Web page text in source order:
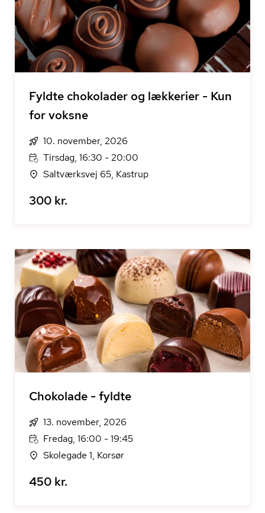
Fyldte chokolader og lækkerier - Kun
for voksne
10. november, 2026
Tirsdag, 16:30 - 20:00
Saltværksvej 65, Kastrup
300 kr.
Chokolade - fyldte
13. november, 2026
Fredag, 16:00 - 19:45
Skolegade 1, Korsør
450 kr.